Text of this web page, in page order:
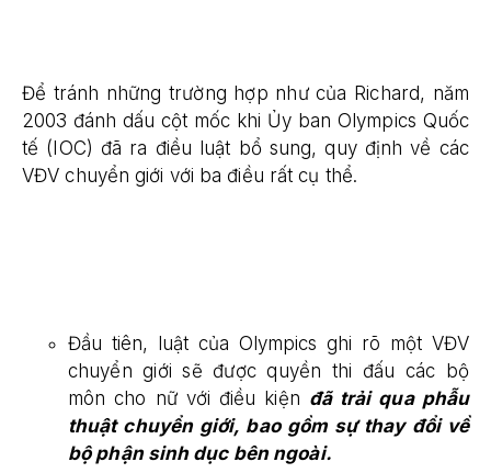
Để tránh những trường hợp như của Richard, năm
2003 đánh dấu cột mốc khi Ủy ban Olympics Quốc
tế (IOC) đã ra điều luật bổ sung, quy định về các
VĐV chuyển giới với ba điều rất cụ thể.
Đầu tiên, luật của Olympics ghi rõ một VĐV
chuyển giới sẽ được quyền thi đấu các bộ
môn cho nữ với điều kiện đã trải qua phẫu
thuật chuyển giới, bao gồm sự thay đổi về
bộ phận sinh dục bên ngoài.